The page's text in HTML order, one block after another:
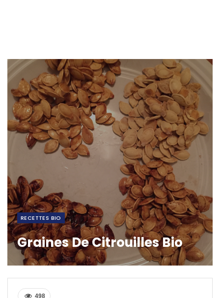
RECETTES BIO
Graines De Citrouilles Bio
498